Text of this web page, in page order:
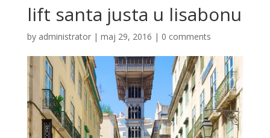
lift santa justa u lisabonu
by administrator| maj 29, 2016 | 0 comments